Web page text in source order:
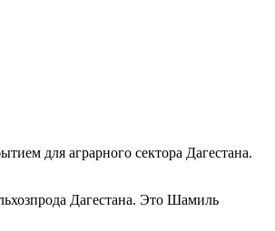
для аграрного сектора Дагестана.
Дагестана. Это Шамиль